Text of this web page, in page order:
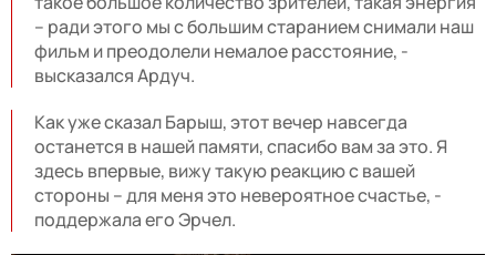
– ради этого мы с большим старанием снимали наш
фильм и преодолели немалое расстояние, -
высказался Ардуч.
Как уже сказал Барыш, этот вечер навсегда
останется в нашей памяти, спасибо вам за это. Я
здесь впервые, вижу такую реакцию с вашей
стороны – для меня это невероятное счастье, -
поддержала его Эрчел.